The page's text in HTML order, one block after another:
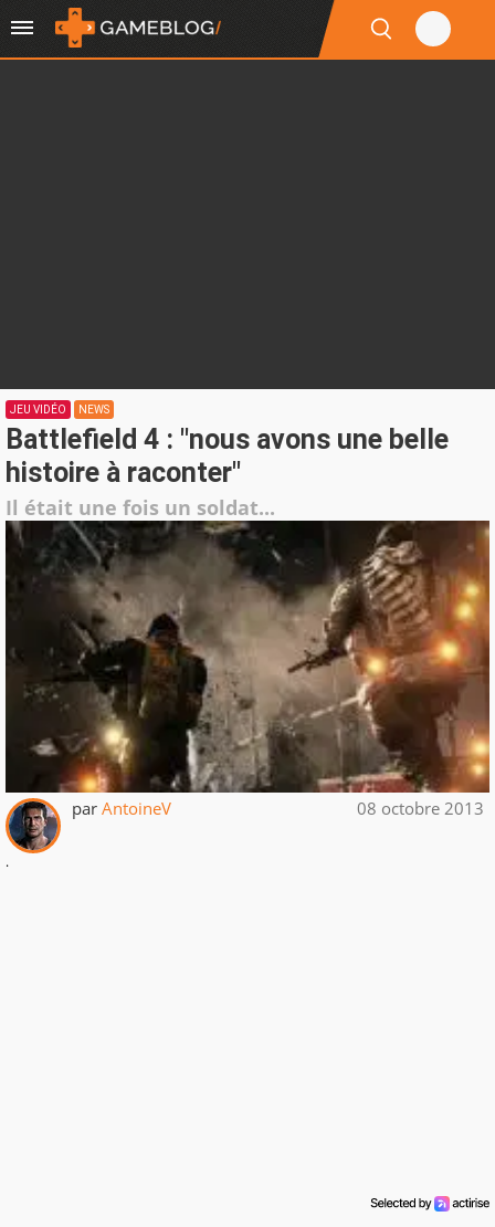
JEU VIDÉO NEWS
Battlefield 4 : "nous avons une belle
histoire à raconter"
Il était une fois un soldat...
par AntoineV 08 octobre 2013
.